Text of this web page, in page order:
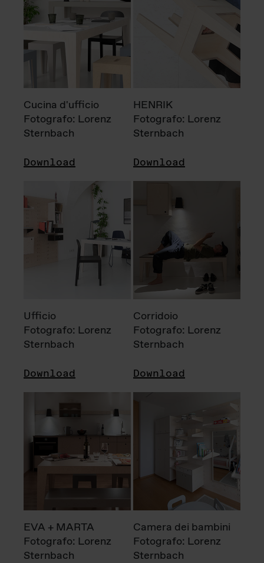
Cucina d'ufficio
Fotografo: Lorenz
Sternbach
Download
HENRIK
Fotografo: Lorenz
Sternbach
Download
Ufficio
Fotografo: Lorenz
Sternbach
Download
Corridoio
Fotografo: Lorenz
Sternbach
Download
EVA + MARTA
Fotografo: Lorenz
Sternbach
Camera dei bambini
Fotografo: Lorenz
Sternbach